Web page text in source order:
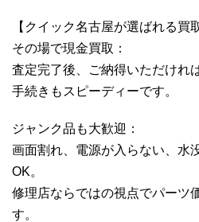
【クイック名古屋が選ばれる買
その場で現金買取：
査定完了後、ご納得いただけれ
手続きもスピーディーです。
ジャンク品も大歓迎：
画面割れ、電源が入らない、水
OK。
修理店ならではの視点でパーツ
す。